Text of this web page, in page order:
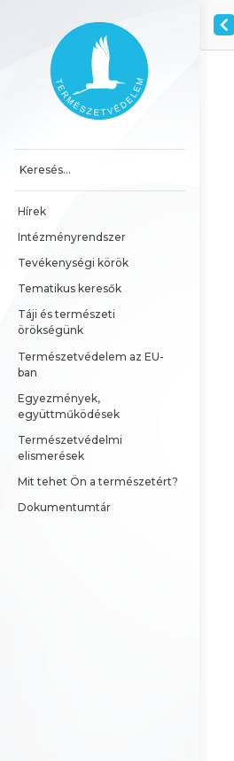
Főoldal
Hírek
Intézményrendszer
Tevékenységi körök
Tematikus keresők
Táji és természeti
örökségünk
Természetvédelem az EU-
ban
Egyezmények,
együttműködések
Természetvédelmi
elismerések
Mit tehet Ön a természetért?
Dokumentumtár